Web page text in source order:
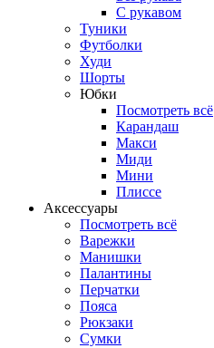
С рукавом
Туники
Футболки
Худи
Шорты
Юбки
Посмотреть всё
Карандаш
Макси
Миди
Мини
Плиссе
Аксессуары
Посмотреть всё
Варежки
Манишки
Палантины
Перчатки
Пояса
Рюкзаки
Сумки